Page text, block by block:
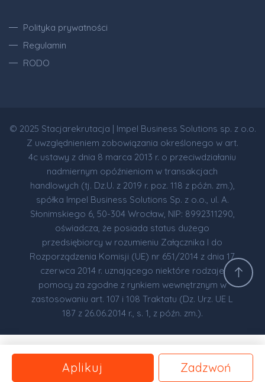
Aplikuj Zadzwoń
Polityka prywatności
Regulamin
RODO
© 2025 Stacjarekrutacja | Impel Business Solutions sp. z o.o.
Z uwzględnieniem zobowiązania określonego w art.
4c ustawy z dnia 8 marca 2013 r. o przeciwdziałaniu
nadmiernym opóźnieniom w transakcjach
handlowych (tj. Dz.U. z 2019 r. poz. 118 z późn. zm.),
spółka Impel Business Solutions Sp. z o.o., ul. A.
Słonimskiego 6, 50-304 Wrocław, NIP: 8992311290,
oświadcza, że posiada status dużego
przedsiębiorcy w rozumieniu Załącznika I do
Rozporządzenia Komisji (UE) nr 651/2014 z dnia 17
czerwca 2014 r. uznającego niektóre rodzaje
pomocy za zgodne z rynkiem wewnętrznym w
zastosowaniu art. 107 i 108 Traktatu (Dz. Urz. UE L
187 z 26.06.2014 r., s. 1, z późn. zm.).